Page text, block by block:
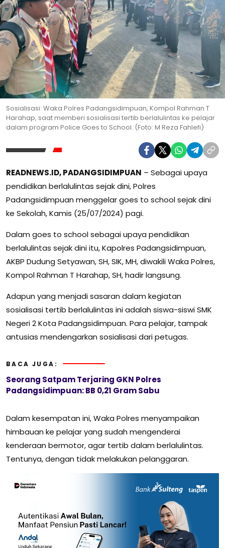
Sosialisasi: Waka Polres Padangsidimpuan, Kompol Rahman T
Harahap, saat memberi sosialisasi tertib berlalulintas ke pelajar
dalam program Police Goes to School. (Foto: M Reza Fahlefi)
READNEWS.ID, PADANGSIDIMPUAN – Sebagai upaya
pendidikan berlalulintas sejak dini, Polres
Padangsidimpuan menggelar goes to school sejak dini
ke Sekolah, Kamis (25/07/2024) pagi.
Dalam goes to school sebagai upaya pendidikan
berlalulintas sejak dini itu, Kapolres Padangsidimpuan,
AKBP Dudung Setyawan, SH, SIK, MH, diwakili Waka Polres,
Kompol Rahman T Harahap, SH, hadir langsung.
Adapun yang menjadi sasaran dalam kegiatan
sosialisasi tertib berlalulintas ini adalah siswa-siswi SMK
Negeri 2 Kota Padangsidimpuan. Para pelajar, tampak
antusias mendengarkan sosialisasi dari petugas.
BACA JUGA:
Seorang Satpam Terjaring GKN Polres
Padangsidimpuan: BB 0,21 Gram Sabu
Dalam kesempatan ini, Waka Polres menyampaikan
himbauan ke pelajar yang sudah mengenderai
kenderaan bermotor, agar tertib dalam berlalulintas.
Tentunya, dengan tidak melakukan pelanggaran.